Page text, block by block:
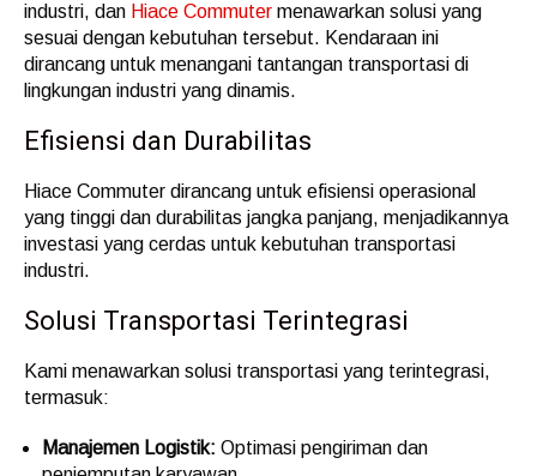
industri, dan Hiace Commuter menawarkan solusi yang
sesuai dengan kebutuhan tersebut. Kendaraan ini
dirancang untuk menangani tantangan transportasi di
lingkungan industri yang dinamis.
Efisiensi dan Durabilitas
Hiace Commuter dirancang untuk efisiensi operasional
yang tinggi dan durabilitas jangka panjang, menjadikannya
investasi yang cerdas untuk kebutuhan transportasi
industri.
Solusi Transportasi Terintegrasi
Kami menawarkan solusi transportasi yang terintegrasi,
termasuk:
Manajemen Logistik: Optimasi pengiriman dan